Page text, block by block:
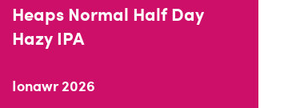
Heaps Normal Half Day
Hazy IPA
Ionawr 2026